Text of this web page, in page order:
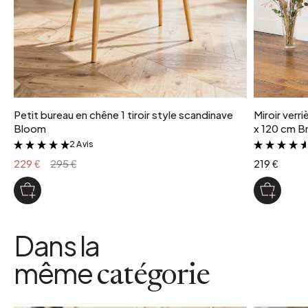
type de fabrication
Soufflé bouche
Petit bureau en chêne 1 tiroir style scandinave
Bloom
&
2 Avis
229 € 295 €
Miroir
x 120 cm
219 €
Dans la
mêmecatégorie